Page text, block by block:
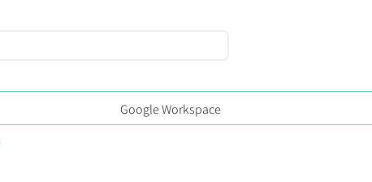
Google Workspace